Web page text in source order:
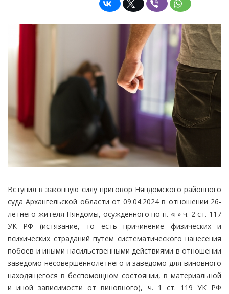
Вступил в законную силу приговор Няндомского районного
суда Архангельской области от 09.04.2024 в отношении 26-
летнего жителя Няндомы, осужденного по п. «г» ч. 2 ст. 117
УК РФ (истязание, то есть причинение физических и
психических страданий путем систематического нанесения
побоев и иными насильственными действиями в отношении
заведомо несовершеннолетнего и заведомо для виновного
находящегося в беспомощном состоянии, в материальной
и иной зависимости от виновного), ч. 1 ст. 119 УК РФ